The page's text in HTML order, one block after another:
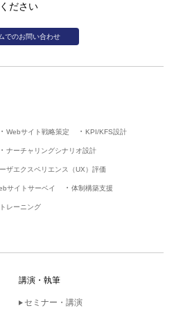
ください
でのお問い合わせ
Webサイト戦略策定 KPI/KFS設計
ナーチャリングシナリオ設計
ザエクスペリエンス（UX）評価
サイトサーベイ 体制構築支援
レーニング
講演・執筆
セミナー・講演